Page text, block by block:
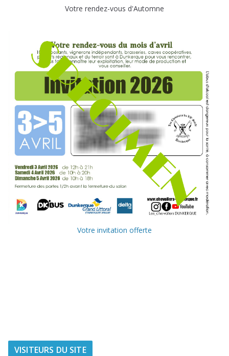
Votre rendez-vous d'Automne
Votre invitation offerte
VISITEURS DU SITE